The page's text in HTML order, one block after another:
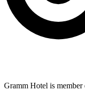
Gramm Hotel is